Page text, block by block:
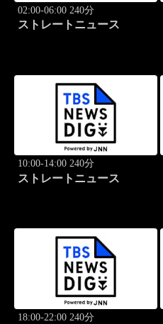
02:00-06:00 240分
ストレートニュース
10:00-14:00 240分
ストレートニュース
18:00-22:00 240分